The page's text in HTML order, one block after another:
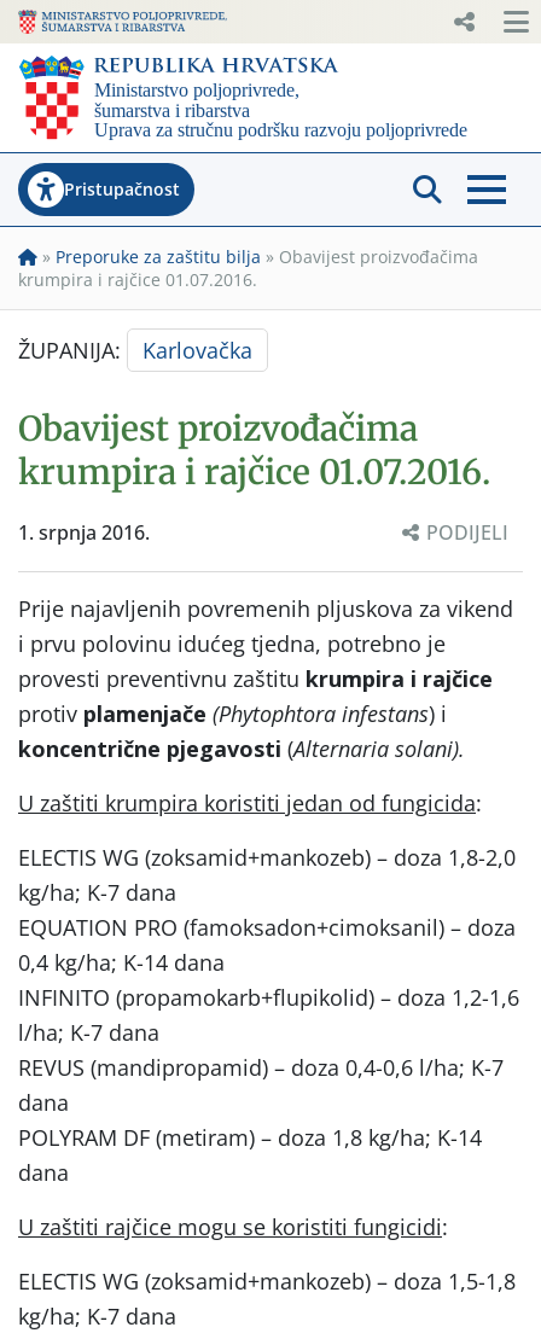
Pristupačnost
» Preporuke za zaštitu bilja » Obavijest proizvođačima
krumpira i rajčice 01.07.2016.
ŽUPANIJA: Karlovačka
Obavijest proizvođačima
krumpira i rajčice 01.07.2016.
1. srpnja 2016. PODIJELI
Prije najavljenih povremenih pljuskova za vikend
i prvu polovinu idućeg tjedna, potrebno je
provesti preventivnu zaštitu krumpira i rajčice
protiv plamenjače (Phytophtora infestans) i
koncentrične pjegavosti (Alternaria solani).
U zaštiti krumpira koristiti jedan od fungicida:
ELECTIS WG (zoksamid+mankozeb) – doza 1,8-2,0
kg/ha; K-7 dana
EQUATION PRO (famoksadon+cimoksanil) – doza
0,4 kg/ha; K-14 dana
INFINITO (propamokarb+flupikolid) – doza 1,2-1,6
l/ha; K-7 dana
REVUS (mandipropamid) – doza 0,4-0,6 l/ha; K-7
dana
POLYRAM DF (metiram) – doza 1,8 kg/ha; K-14
dana
U zaštiti rajčice mogu se koristiti fungicidi:
ELECTIS WG (zoksamid+mankozeb) – doza 1,5-1,8
kg/ha; K-7 dana